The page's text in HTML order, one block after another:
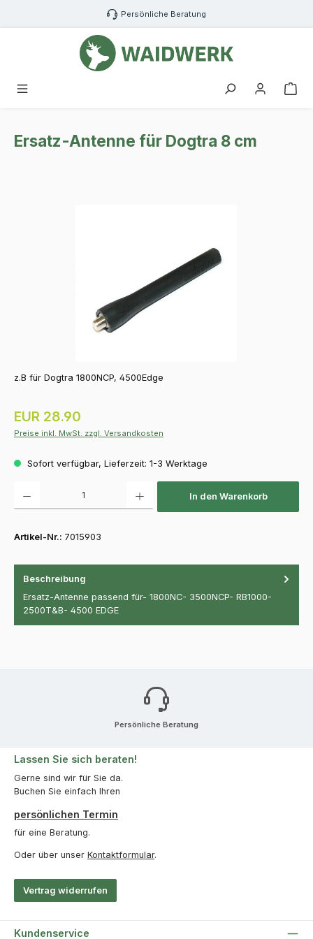
Zum Hauptinhalt springen Persönliche Beratung
Ersatz-Antenne für Dogtra 8 cm
z.B für Dogtra 1800NCP, 4500Edge
Regulärer Preis:
EUR 28.90
Preise inkl. MwSt. zzgl. Versandkosten
Sofort verfügbar, Lieferzeit: 1-3 Werktage
In den Warenkorb
Artikel-Nr.: 7015903
Beschreibung
Ersatz-Antenne passend für- 1800NC- 3500NCP- RB1000-
2500T&B- 4500 EDGE
Persönliche Beratung
Lassen Sie sich beraten!
Gerne sind wir für Sie da.
Buchen Sie einfach Ihren
persönlichen Termin
für eine Beratung.
Oder über unser Kontaktformular.
Vertrag widerrufen
Kundenservice